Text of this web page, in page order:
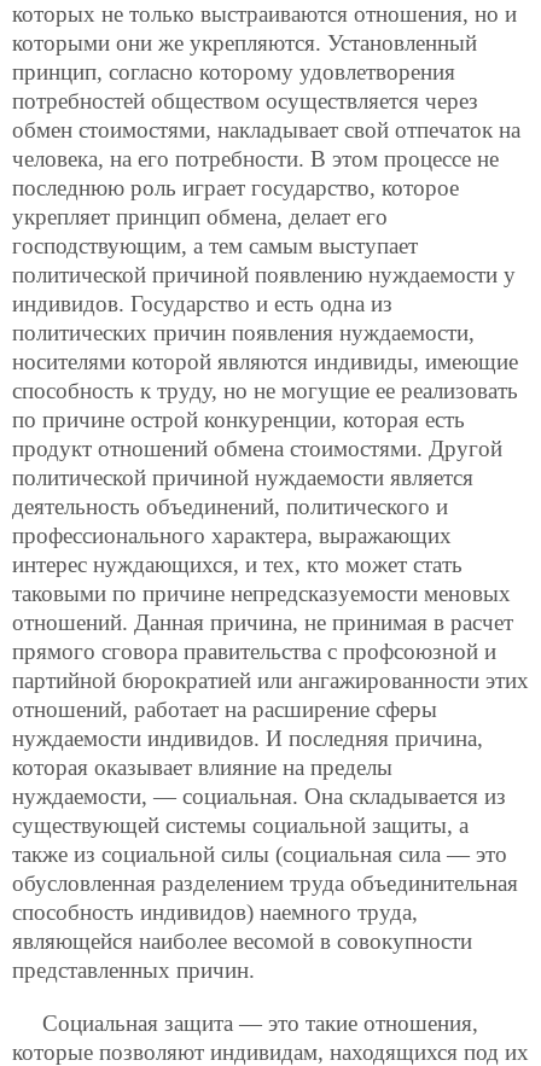
которых не только выстраиваются отношения, но и
которыми они же укрепляются. Установленный
принцип, согласно которому удовлетворения
потребностей обществом осуществляется через
обмен стоимостями, накладывает свой отпечаток на
человека, на его потребности. В этом процессе не
последнюю роль играет государство, которое
укрепляет принцип обмена, делает его
господствующим, а тем самым выступает
политической причиной появлению нуждаемости у
индивидов. Государство и есть одна из
политических причин появления нуждаемости,
носителями которой являются индивиды, имеющие
способность к труду, но не могущие ее реализовать
по причине острой конкуренции, которая есть
продукт отношений обмена стоимостями. Другой
политической причиной нуждаемости является
деятельность объединений, политического и
профессионального характера, выражающих
интерес нуждающихся, и тех, кто может стать
таковыми по причине непредсказуемости меновых
отношений. Данная причина, не принимая в расчет
прямого сговора правительства с профсоюзной и
партийной бюрократией или ангажированности этих
отношений, работает на расширение сферы
нуждаемости индивидов. И последняя причина,
которая оказывает влияние на пределы
нуждаемости, — социальная. Она складывается из
существующей системы социальной защиты, а
также из социальной силы (социальная сила — это
обусловленная разделением труда объединительная
способность индивидов) наемного труда,
являющейся наиболее весомой в совокупности
представленных причин.
Социальная защита — это такие отношения,
которые позволяют индивидам, находящихся под их